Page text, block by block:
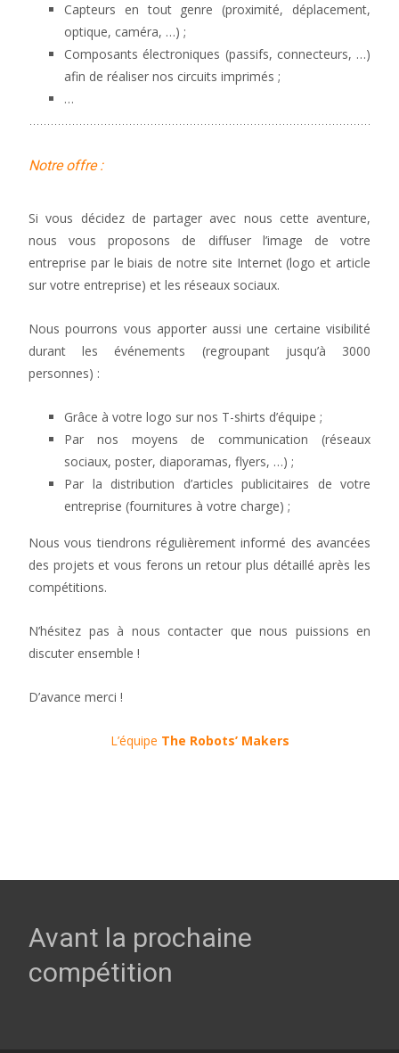
Capteurs en tout genre (proximité, déplacement,
optique, caméra, …) ;
Composants électroniques (passifs, connecteurs, …)
afin de réaliser nos circuits imprimés ;
…
Notre offre :
Si vous décidez de partager avec nous cette aventure,
nous vous proposons de diffuser l’image de votre
entreprise par le biais de notre site Internet (logo et article
sur votre entreprise) et les réseaux sociaux.
Nous pourrons vous apporter aussi une certaine visibilité
durant les événements (regroupant jusqu’à 3000
personnes) :
Grâce à votre logo sur nos T-shirts d’équipe ;
Par nos moyens de communication (réseaux
sociaux, poster, diaporamas, flyers, …) ;
Par la distribution d’articles publicitaires de votre
entreprise (fournitures à votre charge) ;
Nous vous tiendrons régulièrement informé des avancées
des projets et vous ferons un retour plus détaillé après les
compétitions.
N’hésitez pas à nous contacter que nous puissions en
discuter ensemble !
D’avance merci !
L’équipe The Robots’ Makers
Avant la prochaine
compétition